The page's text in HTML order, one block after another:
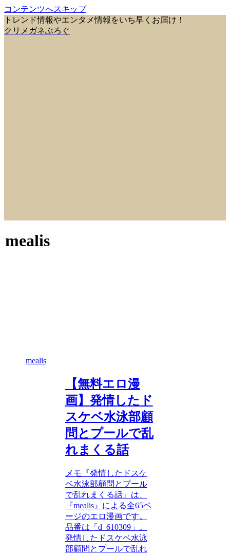
コンテンツへスキップ
トレンド情報やエンタメ情報をいち早くお届け！
クリメガネぶろぐ
mealis
mealis
【無料エロ漫
画】発情したド
スケベ水泳部顧
問とプールで乱
れまくる話
メモ『発情したドスケ
ベ水泳部顧問とプール
で乱れまくる話』は、
『mealis』による全65ペ
ージのエロ漫画です。
品番は「d_610309」。
発情したドスケベ水泳
部顧問とプールで乱れ